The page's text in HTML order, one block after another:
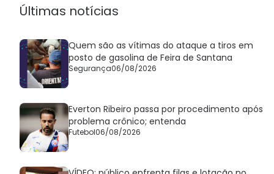
Últimas notícias
Quem são as vítimas do ataque a tiros em
posto de gasolina de Feira de Santana
Segurança06/08/2026
Everton Ribeiro passa por procedimento após
problema crônico; entenda
Futebol06/08/2026